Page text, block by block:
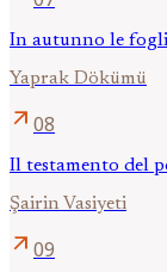
In autunno le
Yaprak Dökümü
arrow_outward 08
Il testamento del
Şairin Vasiyeti
arrow_outward 09